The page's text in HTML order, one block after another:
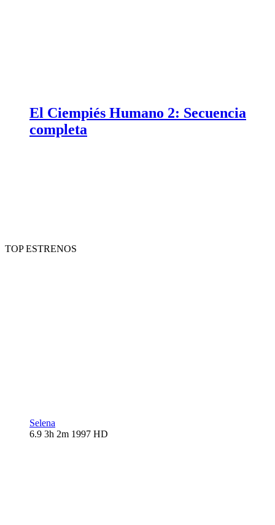
El Ciempiés Humano 2: Secuencia
completa
TOP ESTRENOS
Selena
6.9 3h 2m 1997 HD